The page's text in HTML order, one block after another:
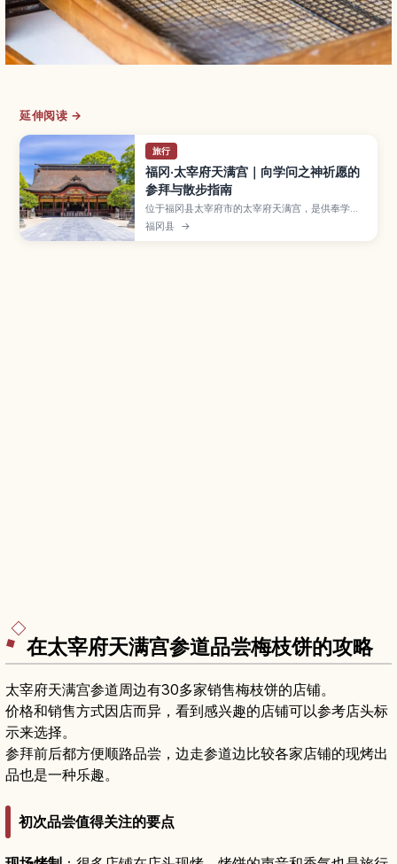
延伸阅读 →
旅行
福冈·太宰府天满宫｜向学问之神祈愿的
参拜与散步指南
位于福冈县太宰府市的太宰府天满宫，是供奉学问
之神菅原道真的代表性天满宫，每逢考试季更是人
潮不断。本文介绍在本殿参拜与祈愿的方法、常见
福冈县 →
在太宰府天满宫参道品尝梅枝饼的攻略
太宰府天满宫参道周边有30多家销售梅枝饼的店铺。
价格和销售方式因店而异，看到感兴趣的店铺可以参考店头标
示来选择。
参拜前后都方便顺路品尝，边走参道边比较各家店铺的现烤出
品也是一种乐趣。
初次品尝值得关注的要点